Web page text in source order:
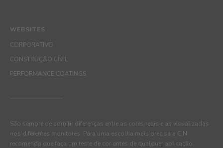
WEBSITES
CORPORATIVO
CONSTRUÇÃO CIVIL
PERFORMANCE COATINGS
São sempre de admitir diferenças entre as cores reais e as visualizadas
nos diferentes monitores. Para uma escolha mais precisa a CIN
recomenda que faça um teste de cor antes de qualquer aplicação.